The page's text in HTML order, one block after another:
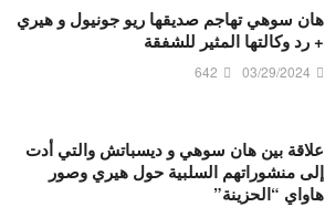
هان سوهي تهاجم صديقها ريو جونيول و هيري
+ رد وكالتها المثير للشفقة
03/29/2024
642
علاقة بين هان سوهي و ديسباتش والتي أدت
إلى منشوراتهم السلبية حول هيري وصور
هاواي “الحزينة”